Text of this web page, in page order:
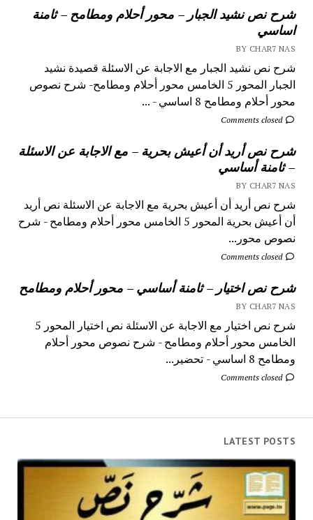
شرح نص نشيد الجبار – محور أحلام ومطامح – ثامنة
اساسي
BY CHAR7 NAS
شرح نص نشيد الجبار مع الاجابة عن الاسئلة قصيدة نشيد
الجبار المحور 5 الخامس محور أحلام ومطامح- شرح نصوص
محور أحلام ومطامح 8 اساسي - ...
Comments closed
شرح نص أريد أن أعيش بحرية – مع الاجابة عن الاسئلة
– ثامنة أساسي
BY CHAR7 NAS
شرح نص أريد أن أعيش بحرية مع الاجابة عن الاسئلة نص أريد
أن أعيش بحرية المحور 5 الخامس محور أحلام ومطامح - شرح
نصوص محور...
Comments closed
شرح نص اختيار – ثامنة أساسي – محور أحلام ومطامح
BY CHAR7 NAS
شرح نص اختيار مع الاجابة عن الاسئلة نص اختيار المحور 5
الخامس محور أحلام ومطامح - شرح نصوص محور أحلام
ومطامح 8 اساسي - تحضير...
Comments closed
LATEST POSTS